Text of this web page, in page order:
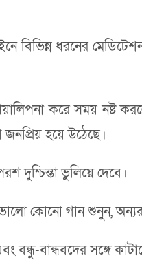
বিভিন্ন ধরনের
করে সময় নষ্ট
হয়ে উঠেছে।
দুশ্চিন্তা ভুলিয়ে দেবে।
ভালো কোনো গান শুনুন,
বান্ধবদের সঙ্গে